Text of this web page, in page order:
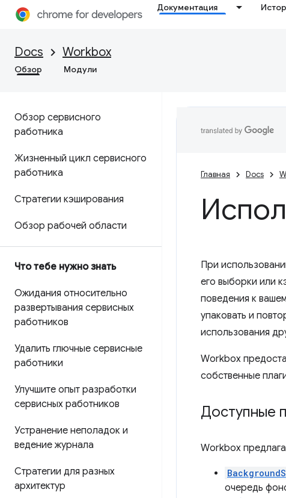
Документация
Docs Workbox
Обзор Модули
Обзор сервисного
работника
Жизненный цикл сервисного
работника
Стратегии кэширования
Обзор рабочей области
Что тебе нужно знать
Ожидания относительно
развертывания сервисных
работников
Удалить глючные сервисные
работники
Улучшите опыт разработки
сервисных работников
Устранение неполадок и
ведение журнала
Стратегии для разных
архитектур
Главная Docs
При
его выборки или
поведения к
упаковать и
использования
Workbox
собственные
Доступные
Workbox
очередь